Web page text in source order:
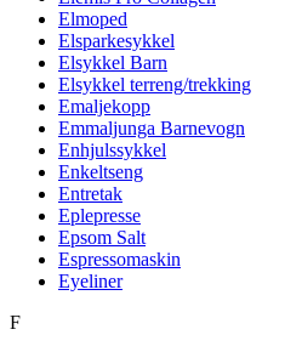
Elmoped
Elsparkesykkel
Elsykkel Barn
Elsykkel terreng/trekking
Emaljekopp
Emmaljunga Barnevogn
Enhjulssykkel
Enkeltseng
Entretak
Eplepresse
Epsom Salt
Espressomaskin
Eyeliner
F